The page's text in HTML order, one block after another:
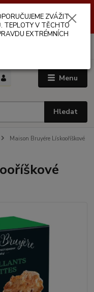
MŮŽE DOSAHOVAT
HODNOT.
Menu
Hledat
Maison Bruyére Lískooříškové
ZVÁŽIT
TEPLOTY V TĚCHTO
EXTRÉMNÍCH